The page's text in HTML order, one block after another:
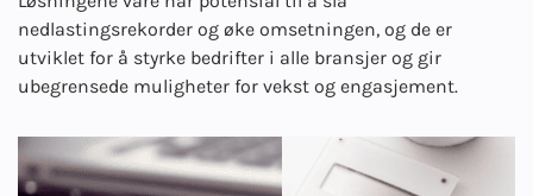
nedlastingsrekorder og øke omsetningen, og de er
utviklet for å styrke bedrifter i alle bransjer og gir
ubegrensede muligheter for vekst og engasjement.